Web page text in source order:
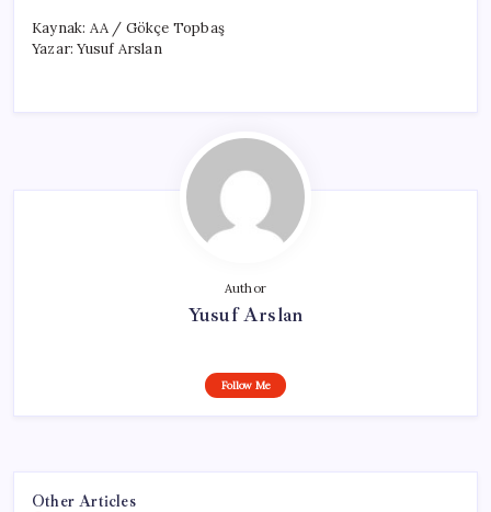
Kaynak: AA / Gökçe Topbaş
Yazar: Yusuf Arslan
Author
Yusuf Arslan
Follow Me
Other Articles